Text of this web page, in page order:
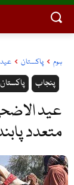
ہوم پاکستان عید
پاکستان پنجاب
متعدد